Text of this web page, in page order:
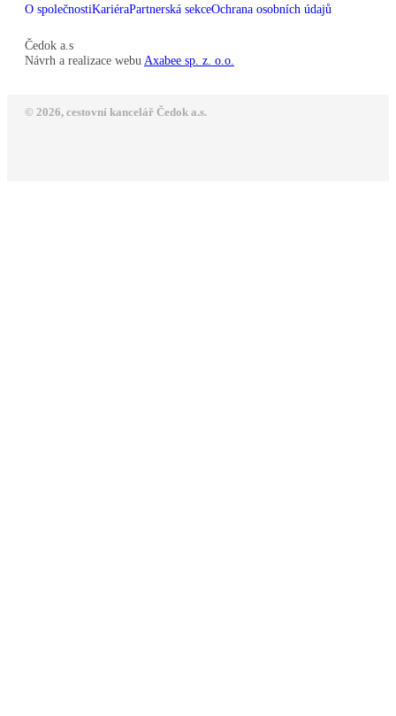
O společnostiKariéraPartnerská sekceOchrana osobních údajů
Čedok a.s
Návrh a realizace webu Axabee sp. z. o.o.
© 2026, cestovní kancelář Čedok a.s.